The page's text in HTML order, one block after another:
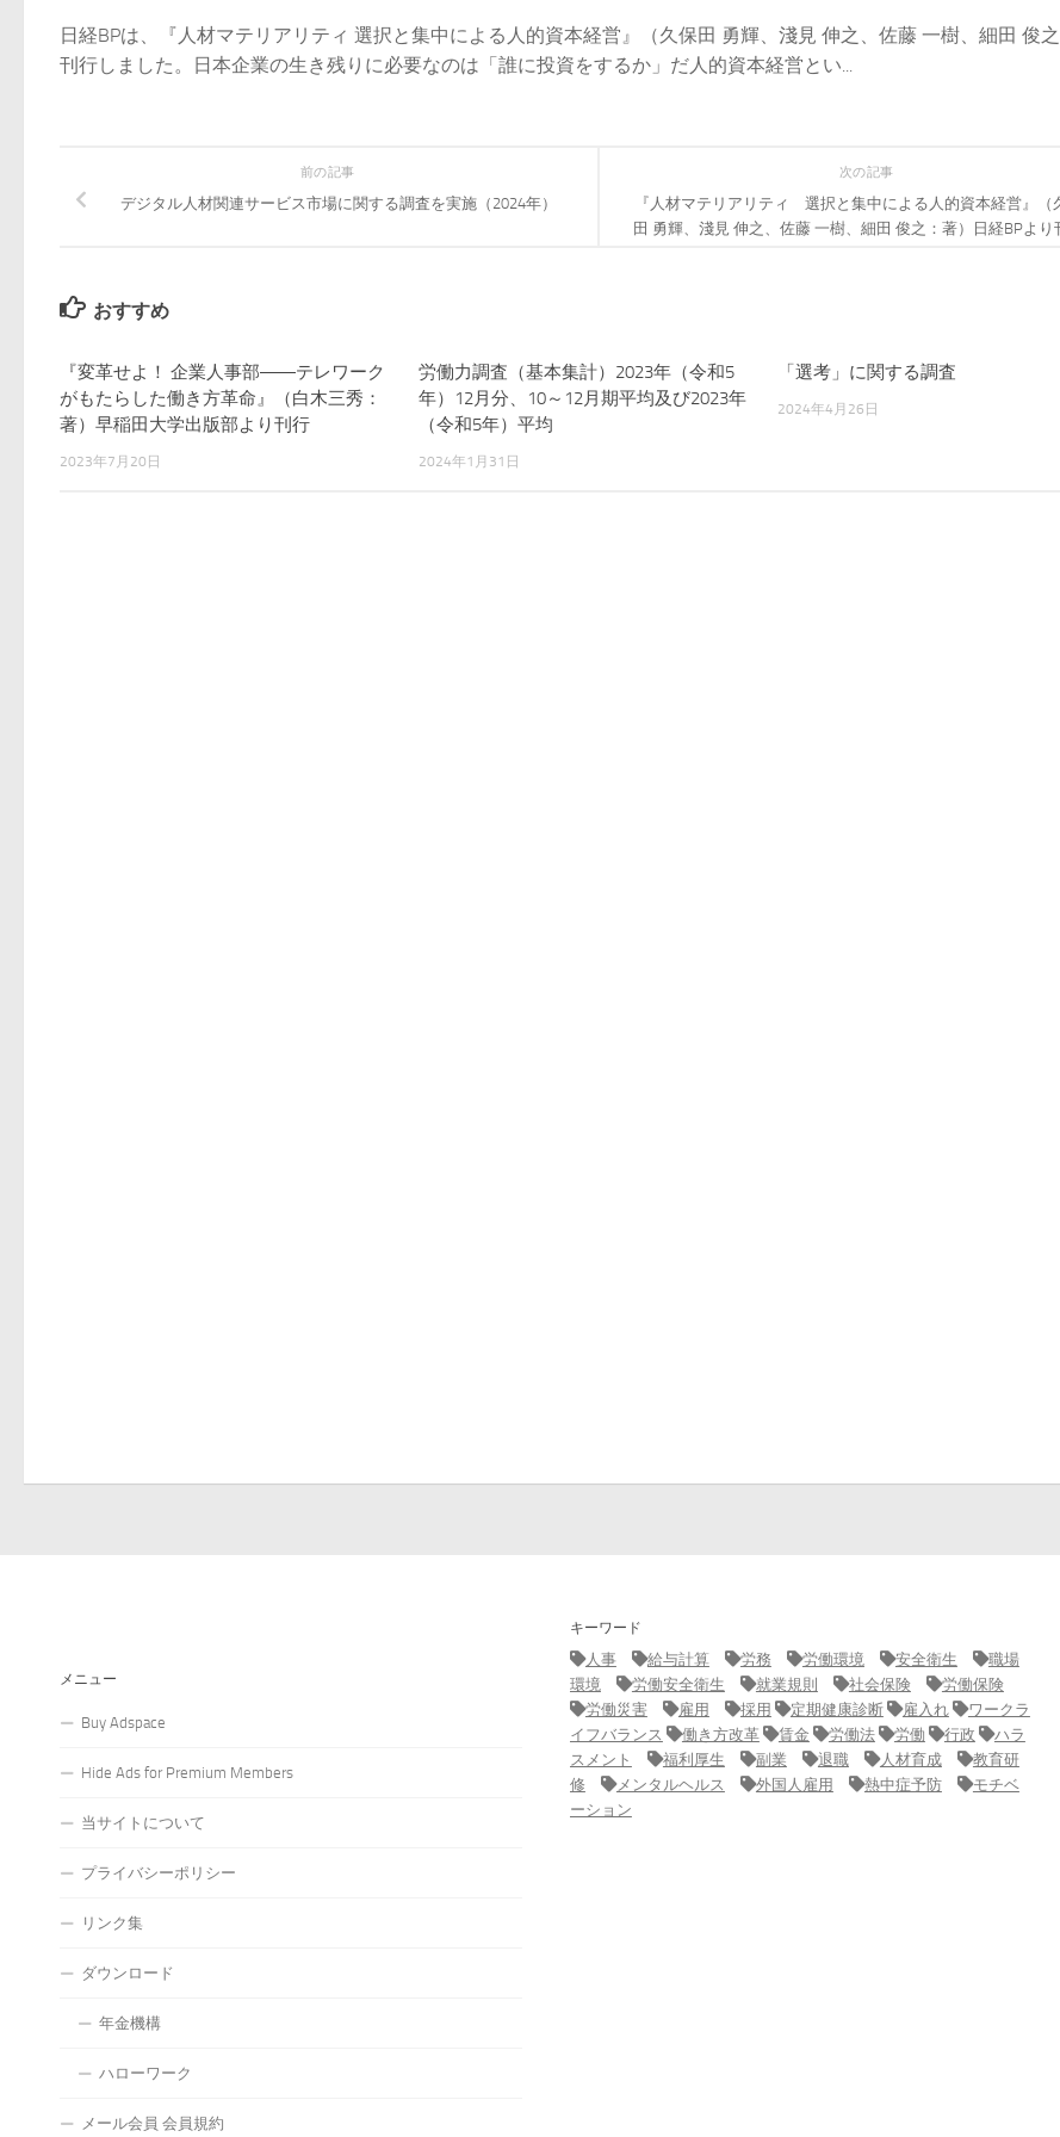
日経BPは、『人材マテリアリティ 選択と集中による人的資本経営』（久保田 勇輝、淺見 伸之、佐藤 一樹、細田 俊
刊行しました。日本企業の生き残りに必要なのは「誰に投資をするか」だ人的資本経営とい...
次の記事
『人材マテリアリティ 選択と集中による人的資本経営』（
田 勇輝、淺見 伸之、佐藤 一樹、細田 俊之：著）日経BPより
前の記事
デジタル人材関連サービス市場に関する調査を実施（2024年）
おすすめ
『変革せよ！ 企業人事部――テレワーク
がもたらした働き方革命』（白木三秀：
著）早稲田大学出版部より刊行
2023年7月20日
労働力調査（基本集計）2023年（令和5
年）12月分、10～12月期平均及び2023年
（令和5年）平均
2024年1月31日
「選考」に関する調査
2024年4月26日
メニュー
Buy Adspace
Hide Ads for Premium Members
当サイトについて
プライバシーポリシー
リンク集
ダウンロード
年金機構
ハローワーク
メール会員 会員規約
キーワード
人事
給与計算 労務 労働環境 安全衛生
職場
環境
労働安全衛生 就業規則 社会保険
労働保険
労働災害
雇用 採用 定期健康診断 雇入れ
ワークラ
イフバランス
働き方改革 賃金 労働法 労働 行政
ハラ
スメント
福利厚生 副業 退職 人材育成
教育研
修
メンタルヘルス 外国人雇用 熱中症予防
モチベ
ーション